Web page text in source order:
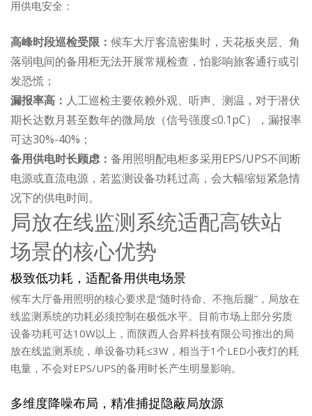
用供电安全：
高峰时段巡检受限： 候车大厅客流密集时，天花板夹层、角
落弱电间的备用柜无法开展常规检查，怕影响旅客通行或引
发恐慌；
漏报率高： 人工巡检主要依赖外观、听声、测温，对于潜伏
期长达数月甚至数年的微局放（信号强度≤0.1pC），漏报率
可达30%-40%；
备用供电时长顾虑： 备用照明配电柜多采用EPS/UPS不间断
电源或直流电源，若监测设备功耗过高，会大幅缩短紧急情
况下的供电时间。
局放在线监测系统适配高铁站
场景的核心优势
极致低功耗，适配备用供电场景
候车大厅备用照明的核心要求是“随时待命、不拖后腿”，局放在
线监测系统的功耗必须控制在极低水平。目前市场上部分劣质
设备功耗可达10W以上，而陕西人合昇科技有限公司推出的局
放在线监测系统，单设备功耗≤3W，相当于1个LED小夜灯的耗
电量，不会对EPS/UPS的备用时长产生明显影响。
多维度降噪布局，精准捕捉隐蔽局放源